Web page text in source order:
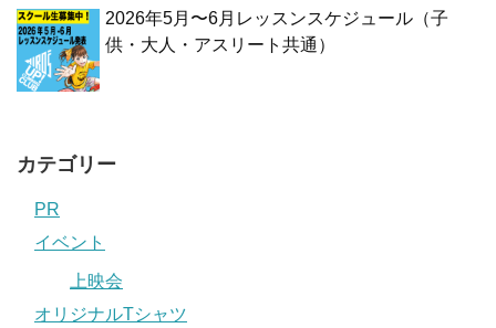
2026年5月〜6月レッスンスケジュール（子
供・大人・アスリート共通）
カテゴリー
PR
イベント
上映会
オリジナルTシャツ